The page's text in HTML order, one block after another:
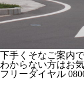
下手くそなご案内
わからない方はお
フリーダイヤル